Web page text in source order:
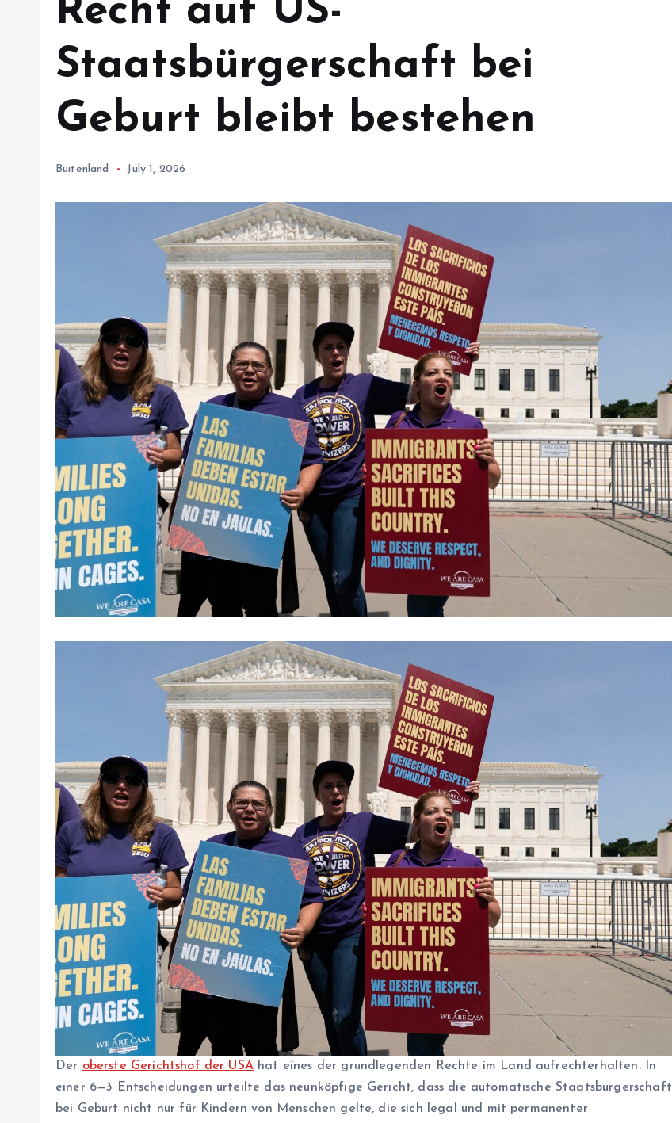
Recht auf US-
Staatsbürgerschaft bei
Geburt bleibt bestehen
Buitenland July 1, 2026
Der oberste Gerichtshof der USAhat eines der grundlegenden Rechte im Land aufrechterhalten. In
einer 6—3 Entscheidungen urteilte das neunköpfige Gericht, dass die automatische Staatsbürgerschaft
bei Geburt nicht nur für Kindern von Menschen gelte, die sich legal und mit permanenter